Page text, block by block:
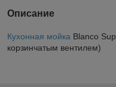
Описание
Кухонная мойка Blanco
корзинчатым вентилем)